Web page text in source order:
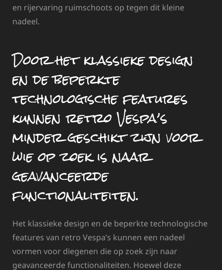
en rijervaring ruimschoots op tegen dit kleine
nadeel.
Door het klassieke design
en de beperkte
technologische features
kunnen retro Vespa’s
minder geschikt zijn voor
wie op zoek is naar
geavanceerde
functionaliteiten.
Het klassieke design en de beperkte technologische
features van retro Vespa’s kunnen een nadeel
vormen voor diegenen die op zoek zijn naar
geavanceerde functionaliteiten. Hoewel deze